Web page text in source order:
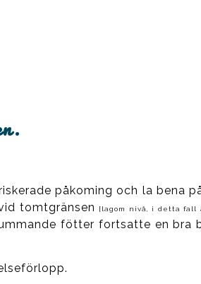
påkoming och la bena
tomtgränsen
[lagom nivå, i detta fall
fötter fortsatte en bra